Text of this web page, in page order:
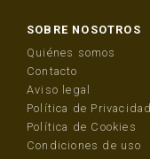
SOBRE NOSOTROS
Quiénes somos
Contacto
Aviso legal
Política de Privacidad
Política de Cookies
Condiciones de uso